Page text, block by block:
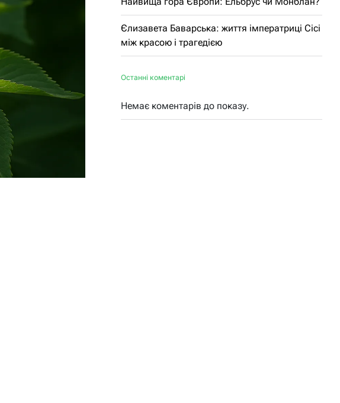
Єлизавета Баварська: життя імператриці Сісі
між красою і трагедією
Останні коментарі
Немає коментарів до показу.